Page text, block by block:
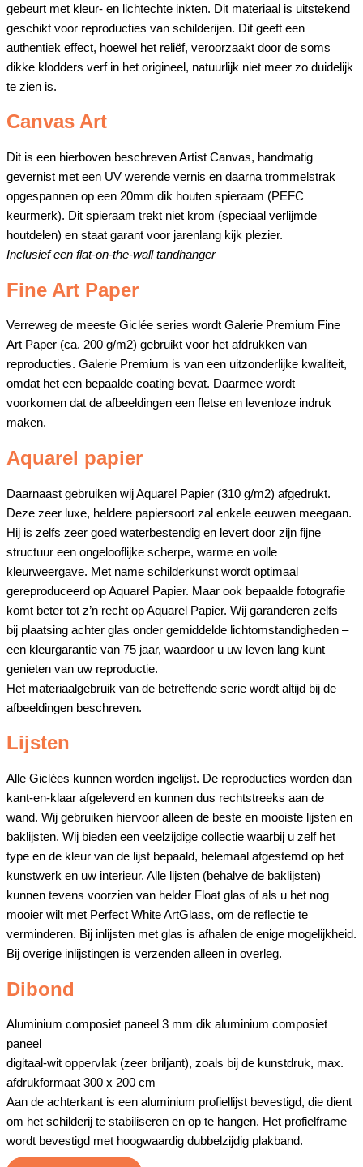
gebeurt met kleur- en lichtechte inkten. Dit materiaal is uitstekend
geschikt voor reproducties van schilderijen. Dit geeft een
authentiek effect, hoewel het reliëf, veroorzaakt door de soms
dikke klodders verf in het origineel, natuurlijk niet meer zo duidelijk
te zien is.
Canvas Art
Dit is een hierboven beschreven Artist Canvas, handmatig
gevernist met een UV werende vernis en daarna trommelstrak
opgespannen op een 20mm dik houten spieraam (PEFC
keurmerk). Dit spieraam trekt niet krom (speciaal verlijmde
houtdelen) en staat garant voor jarenlang kijk plezier.
Inclusief een flat-on-the-wall tandhanger
Fine Art Paper
Verreweg de meeste Giclée series wordt Galerie Premium Fine
Art Paper (ca. 200 g/m2) gebruikt voor het afdrukken van
reproducties. Galerie Premium is van een uitzonderlijke kwaliteit,
omdat het een bepaalde coating bevat. Daarmee wordt
voorkomen dat de afbeeldingen een fletse en levenloze indruk
maken.
Aquarel papier
Daarnaast gebruiken wij Aquarel Papier (310 g/m2) afgedrukt.
Deze zeer luxe, heldere papiersoort zal enkele eeuwen meegaan.
Hij is zelfs zeer goed waterbestendig en levert door zijn fijne
structuur een ongelooflijke scherpe, warme en volle
kleurweergave. Met name schilderkunst wordt optimaal
gereproduceerd op Aquarel Papier. Maar ook bepaalde fotografie
komt beter tot z’n recht op Aquarel Papier. Wij garanderen zelfs –
bij plaatsing achter glas onder gemiddelde lichtomstandigheden –
een kleurgarantie van 75 jaar, waardoor u uw leven lang kunt
genieten van uw reproductie.
Het materiaalgebruik van de betreffende serie wordt altijd bij de
afbeeldingen beschreven.
Lijsten
Alle Giclées kunnen worden ingelijst. De reproducties worden dan
kant-en-klaar afgeleverd en kunnen dus rechtstreeks aan de
wand. Wij gebruiken hiervoor alleen de beste en mooiste lijsten en
baklijsten. Wij bieden een veelzijdige collectie waarbij u zelf het
type en de kleur van de lijst bepaald, helemaal afgestemd op het
kunstwerk en uw interieur. Alle lijsten (behalve de baklijsten)
kunnen tevens voorzien van helder Float glas of als u het nog
mooier wilt met Perfect White ArtGlass, om de reflectie te
verminderen. Bij inlijsten met glas is afhalen de enige mogelijkheid.
Bij overige inlijstingen is verzenden alleen in overleg.
Dibond
Aluminium composiet paneel 3 mm dik aluminium composiet
paneel
digitaal-wit oppervlak (zeer briljant), zoals bij de kunstdruk, max.
afdrukformaat 300 x 200 cm
Aan de achterkant is een aluminium profiellijst bevestigd, die dient
om het schilderij te stabiliseren en op te hangen. Het profielframe
wordt bevestigd met hoogwaardig dubbelzijdig plakband.